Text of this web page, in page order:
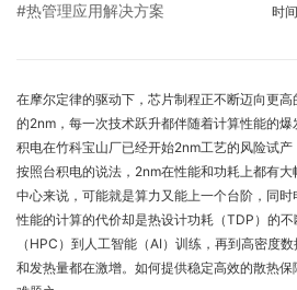
#热管理应用解决方案 时
在摩尔定律的驱动下，芯片制程正不断迈向更
的2nm，每一次技术跃升都伴随着计算性能的
积电在竹科宝山厂已经开始2nm工艺的风险试
按照台积电的说法，2nm在性能和功耗上都有
中心来说，可能就是算力又能上一个台阶，同
性能的计算的代价却是热设计功耗（TDP）的
（HPC）到人工智能（AI）训练，再到高密度
和发热量都在激增。如何提供稳定高效的散热